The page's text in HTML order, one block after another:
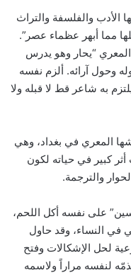
الأدب والفلسفة والتراث
مما أبهر عظماء عصر”.
“يحار وهو يدرس
وحول آرائه. ألزم نفسه
به شاعر قط لا قبله ولا
المعري في بغداد، وهي
كبير في حياته لكون
والترجمة.
على نفسه أكل اللحم،
في النساء، وقد حاول
لحل الإشكالات وفتح
لنفسه مراراً ولاسمه